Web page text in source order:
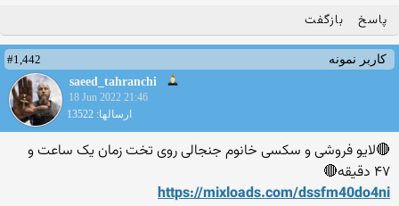
پاسخ بازگفت
کاربر نمونه
#1,442
saeed_tahranchi
18 Jun 2022 21:46
ارسالها: 13522
🔴لایو فروشی و سکسی خانوم جنجالی روی تخت زمان یک ساعت و
۴۷ دقیقه🔴
https://mixloads.com/dssfm40do4ni